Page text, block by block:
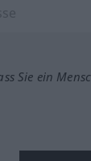
Sie ein